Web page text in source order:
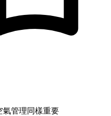
氣管理同樣重要